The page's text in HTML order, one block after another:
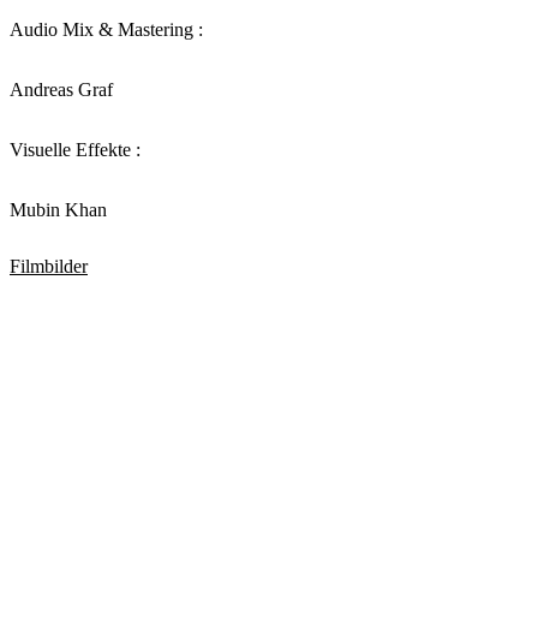
Audio Mix & Mastering :
Andreas Graf
Visuelle Effekte :
Mubin Khan
Filmbilder